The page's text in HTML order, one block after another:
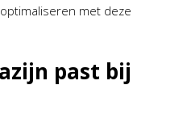
met deze
past bij